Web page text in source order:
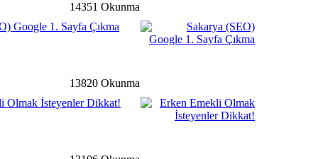
detay ›
14351 Okunma
Google 1. Sayfa Çıkma
13820 Okunma
Olmak İsteyenler Dikkat!